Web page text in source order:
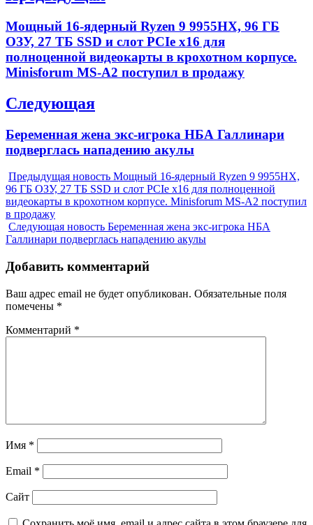
записям
Previous
post:
Мощный 16-ядерный Ryzen 9 9955HX, 96 ГБ
ОЗУ, 27 ТБ SSD и слот PCIe x16 для
полноценной видеокарты в крохотном корпусе.
Minisforum MS-A2 поступил в продажу
Следующая
Next
post:
Беременная жена экс-игрока НБА Галлинари
подверглась нападению акулы
Предыдущая новость Мощный 16-ядерный Ryzen 9 9955HX,
96 ГБ ОЗУ, 27 ТБ SSD и слот PCIe x16 для полноценной
видеокарты в крохотном корпусе. Minisforum MS-A2 поступил
в продажу
Следующая новость Беременная жена экс-игрока НБА
Галлинари подверглась нападению акулы
Добавить комментарий
Ваш адрес email не будет опубликован. Обязательные поля
помечены *
Комментарий *
Имя *
Email *
Сайт